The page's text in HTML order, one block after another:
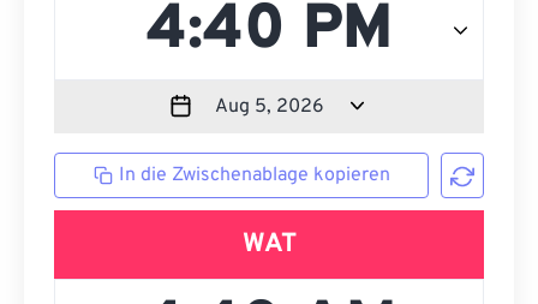
In die Zwischenablage kopieren
WAT